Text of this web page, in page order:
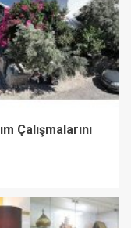
Çalışmalarını